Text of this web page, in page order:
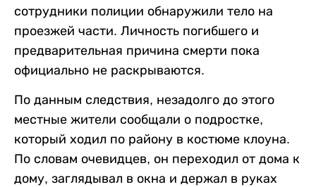
сотрудники полиции обнаружили тело на
проезжей части. Личность погибшего и
предварительная причина смерти пока
официально не раскрываются.
По данным следствия, незадолго до этого
местные жители сообщали о подростке,
который ходил по району в костюме клоуна.
По словам очевидцев, он переходил от дома к
дому, заглядывал в окна и держал в руках